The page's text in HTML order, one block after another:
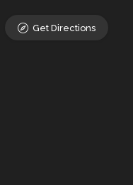
Get Directions